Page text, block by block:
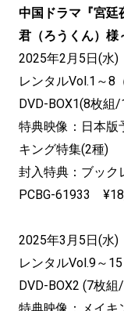
中国ドラマ『宮廷
君（ろうくん）様
2025年2月5日(水)
レンタルVol.1～8
DVD-BOX1(8枚組
特典映像：日本版
キング特集(2種)
封入特典：ブック
PCBG-61933
2025年3月5日(水)
レンタルVol.9～
DVD-BOX2 (7枚